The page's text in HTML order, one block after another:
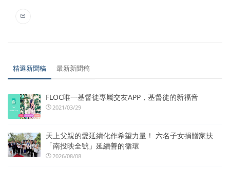
精選新聞稿 最新新聞稿
FLOC唯一基督徒專屬交友APP，基督徒的新福音
2021/03/29
天上父親的愛延續化作希望力量！ 六名子女捐贈家扶
「南投映全號」延續善的循環
2026/08/08